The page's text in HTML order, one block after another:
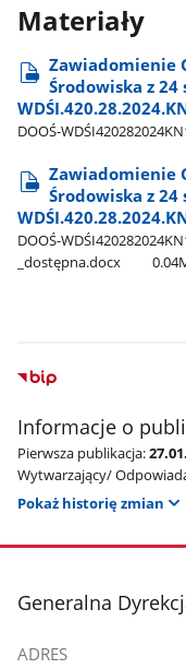
Materiały
Zawiadomienie
Środowiska z 24
DOOŚ-
Zawiadomienie
Środowiska z 24
DOOŚ-
_dostępna.docx
Informacje o
Pierwsza publikacja:
Wytwarzający/
Pokaż historię zmian
stopka
Generalna
ADRES